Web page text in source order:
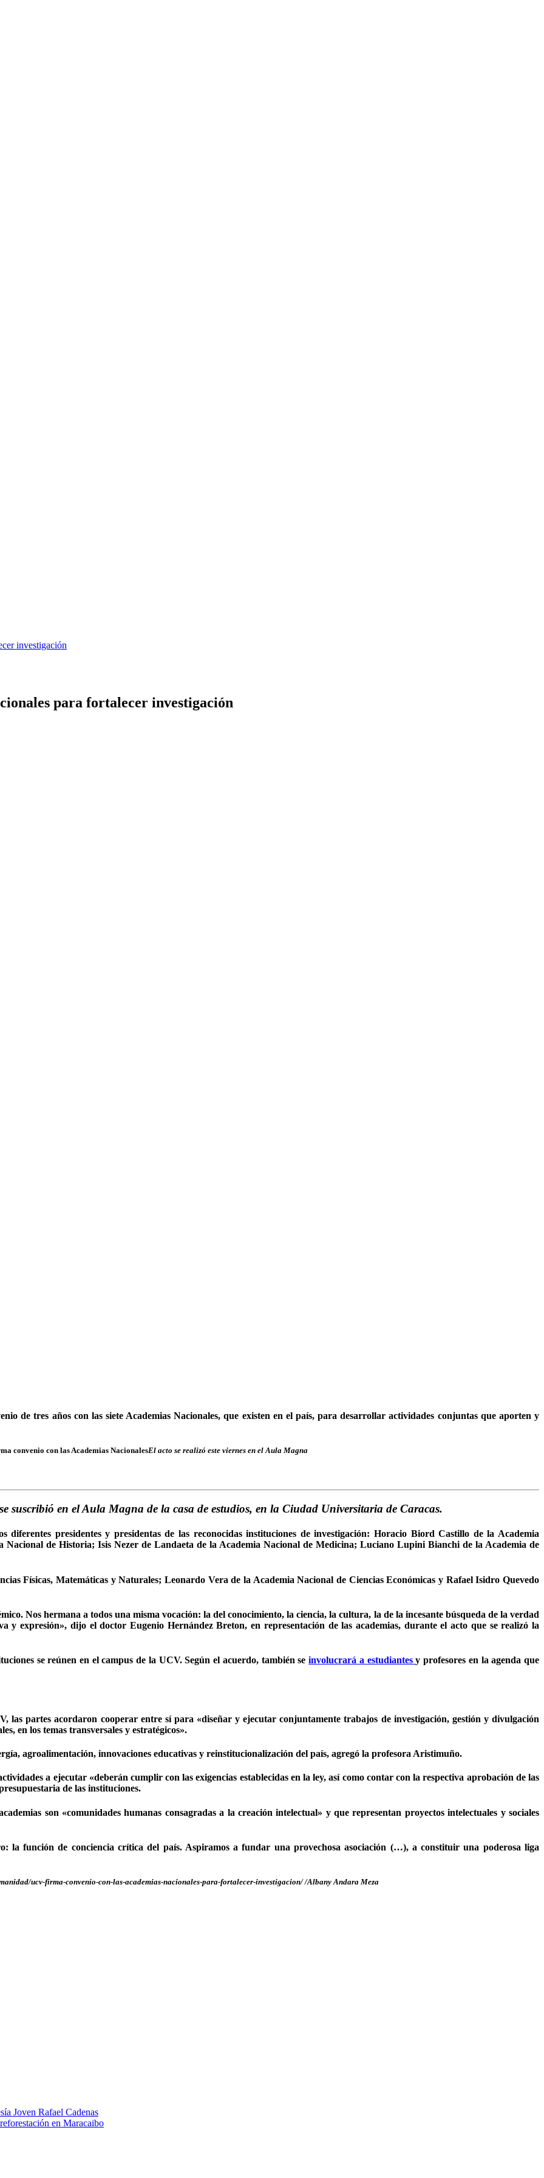
investigación
para fortalecer investigación
de tres años con las siete Academias Nacionales, que existen en el país, para desarrollar actividades conjuntas que aporten y
El acto se realizó este viernes en el Aula Magna
suscribió en el Aula Magna de la casa de estudios, en la Ciudad Universitaria de Caracas.
presidentes y presidentas de las reconocidas instituciones de investigación: Horacio Biord Castillo de la Academia
Nacional de Historia; Isis Nezer de Landaeta de la Academia Nacional de Medicina; Luciano Lupini Bianchi de la Academia de
Físicas, Matemáticas y Naturales; Leonardo Vera de la Academia Nacional de Ciencias Económicas y Rafael Isidro Quevedo
Nos hermana a todos una misma vocación: la del conocimiento, la ciencia, la cultura, la de la incesante búsqueda de la verdad
expresión», dijo el doctor Eugenio Hernández Breton, en representación de las academias, durante el acto que se realizó la
se reúnen en el campus de la UCV. Según el acuerdo, también seinvolucrará a estudiantesy profesores en la agenda que
las partes acordaron cooperar entre sí para «diseñar y ejecutar conjuntamente trabajos de investigación, gestión y divulgación
en los temas transversales y estratégicos».
agroalimentación, innovaciones educativas y reinstitucionalización del país, agregó la profesora Aristimuño.
a ejecutar «deberán cumplir con las exigencias establecidas en la ley, así como contar con la respectiva aprobación de las
de las instituciones.
son «comunidades humanas consagradas a la creación intelectual» y que representan proyectos intelectuales y sociales
la función de conciencia crítica del país. Aspiramos a fundar una provechosa asociación (…), a constituir una poderosa liga
ucv-firma-convenio-con-las-academias-nacionales-para-fortalecer-investigacion/ /Albany Andara Meza
Joven Rafael Cadenas
en Maracaibo